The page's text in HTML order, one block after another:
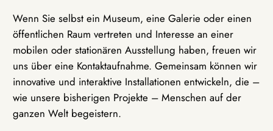
Wenn Sie selbst ein Museum, eine Galerie oder einen
öffentlichen Raum vertreten und Interesse an einer
mobilen oder stationären Ausstellung haben, freuen wir
uns über eine Kontaktaufnahme. Gemeinsam können wir
innovative und interaktive Installationen entwickeln, die –
wie unsere bisherigen Projekte – Menschen auf der
ganzen Welt begeistern.